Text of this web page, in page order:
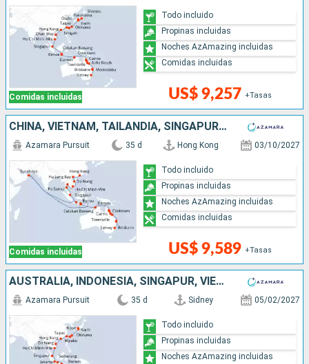
Comidas incluidas US$ 9,257 +Tasas
Todo incluido
Propinas incluidas
Noches AzAmazing incluidas
Comidas incluidas
CHINA, VIETNAM, TAILANDIA, SINGAPUR, INDONESIA, AUSTRALIA
Comidas incluidas
Azamara Pursuit 35 d Hong Kong 03/10/2027
US$ 9,589 +Tasas
Todo incluido
Propinas incluidas
Noches AzAmazing incluidas
Comidas incluidas
AUSTRALIA, INDONESIA, SINGAPUR, VIETNAM, CHINA, TAIWÁN, JAPÓN
Azamara Pursuit 35 d Sidney 05/02/2027
Todo incluido
Propinas incluidas
Noches AzAmazing incluidas